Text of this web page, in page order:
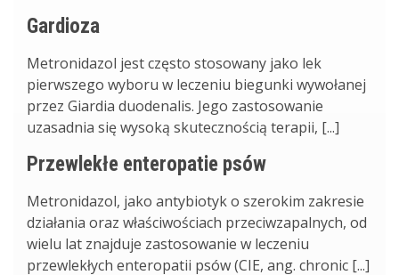
Gardioza
Metronidazol jest często stosowany jako lek
pierwszego wyboru w leczeniu biegunki wywołanej
przez Giardia duodenalis. Jego zastosowanie
uzasadnia się wysoką skutecznością terapii, [...]
Przewlekłe enteropatie psów
Metronidazol, jako antybiotyk o szerokim zakresie
działania oraz właściwościach przeciwzapalnych, od
wielu lat znajduje zastosowanie w leczeniu
przewlekłych enteropatii psów (CIE, ang. chronic [...]